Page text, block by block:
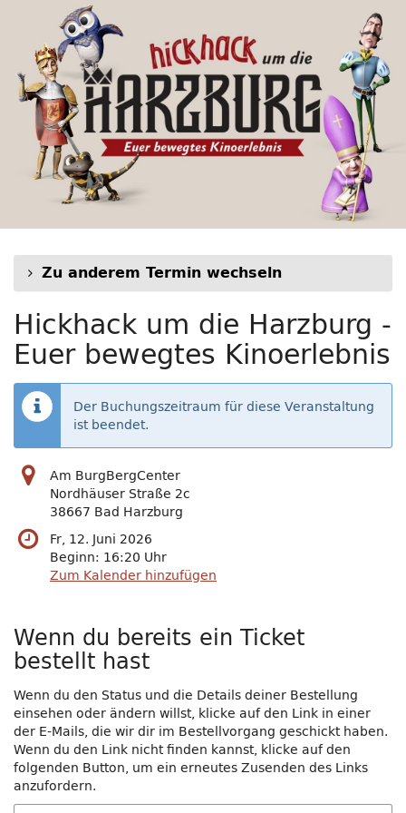
Inhalt
springen
Hickhack
um
die
Harzburg
Euer
bewegtes
Kinoerlebnis
Zu anderem Termin wechseln
Hickhack um die Harzburg -
Euer bewegtes Kinoerlebnis
Der Buchungszeitraum für diese Veranstaltung
ist beendet.
Am BurgBergCenter
Nordhäuser Straße 2c
38667 Bad Harzburg
Fr, 12. Juni 2026
Beginn: 16:20 Uhr
Zum Kalender hinzufügen
Wenn du bereits ein Ticket
bestellt hast
Wenn du den Status und die Details deiner Bestellung
einsehen oder ändern willst, klicke auf den Link in einer
der E-Mails, die wir dir im Bestellvorgang geschickt haben.
Wenn du den Link nicht finden kannst, klicke auf den
folgenden Button, um ein erneutes Zusenden des Links
anzufordern.